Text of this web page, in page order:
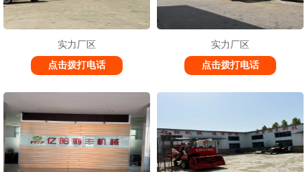
实力厂区
点击拨打电话
实力厂区
点击拨打电话